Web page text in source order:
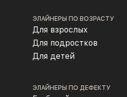
ЭЛАЙНЕРЫ ПО ВОЗРАСТУ
Для взрослых
Для подростков
Для детей
ЭЛАЙНЕРЫ ПО ДЕФЕКТУ